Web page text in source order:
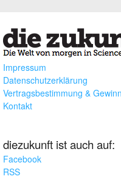
Impressum
Datenschutzerklärung
Vertragsbestimmung &
Kontakt
diezukunft ist auch auf:
Facebook
RSS